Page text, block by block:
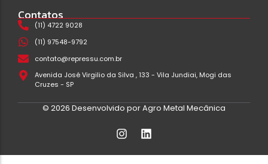
Contatos
(11) 4722 9028
(11) 97548-9792
contato@repressu.com.br
Avenida José Virgilio da Silva , 133 - Vila Jundiai, Mogi das
Cruzes - SP
© 2026 Desenvolvido por Agro Metal Mecânica